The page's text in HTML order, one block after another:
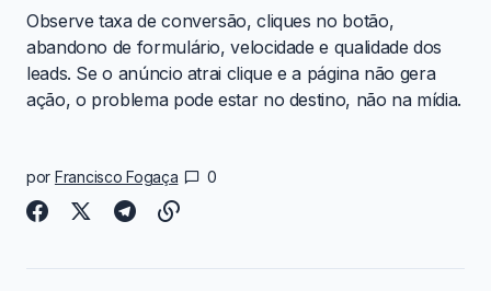
Observe taxa de conversão, cliques no botão,
abandono de formulário, velocidade e qualidade dos
leads. Se o anúncio atrai clique e a página não gera
ação, o problema pode estar no destino, não na mídia.
por Francisco Fogaça 0